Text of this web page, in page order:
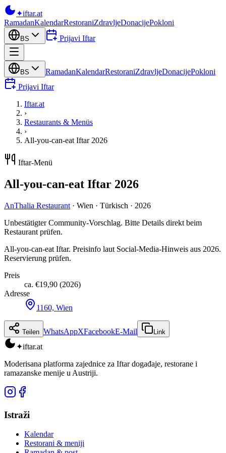
✦iftar.at
RamadanKalendarRestoraniZdravljeDonacijePokloni
BS Prijavi Iftar
BS RamadanKalendarRestoraniZdravljeDonacijePokloni
Prijavi Iftar
Iftar.at
›
Restaurants & Menüs
›
All-you-can-eat Iftar 2026
Iftar-Menü
All-you-can-eat Iftar 2026
AnThalia Restaurant · Wien · Türkisch · 2026
Unbestätigter Community-Vorschlag. Bitte Details direkt beim
Restaurant prüfen.
All-you-can-eat Iftar. Preisinfo laut Social-Media-Hinweis aus 2026.
Reservierung prüfen.
Preis
ca. €19,90 (2026)
Adresse
1160, Wien
Teilen WhatsAppXFacebookE-Mail Link
✦iftar.at
Moderisana platforma zajednice za Iftar događaje, restorane i
ramazanske menije u Austriji.
Istraži
Kalendar
Restorani & meniji